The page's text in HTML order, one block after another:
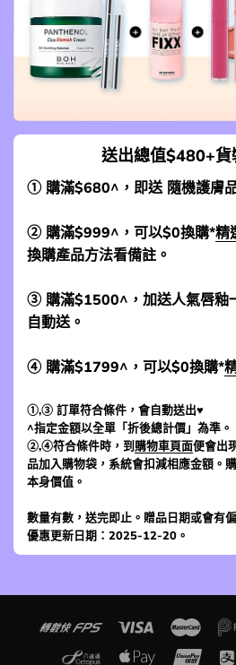
送出總值$480+貨
① 購滿$680^，即送 隨機護膚
② 購滿$999^，可以$0換購*精
換購產品方法看備註。
③ 購滿$1500^，加送人氣唇釉
自動送。
④ 購滿$1799^，可以$0換購*
①,③ 訂單符合條件，會自動送出♥
^指定金額以全單「折後總計價」為準。
②,④符合條件時，到 購物車頁面便會出
品加入購物袋，系統會扣減相應金額。
本身價值。
數量有數，送完即止。贈品日期或會有
優惠更新日期：2025-12-20。